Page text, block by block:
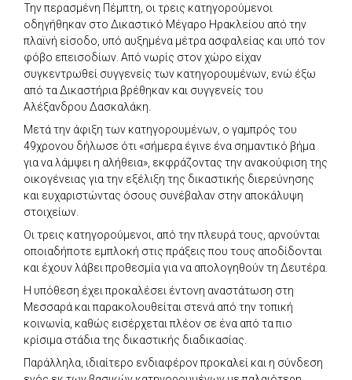
Την περασμένη Πέμπτη, οι τρεις κατηγορούμενοι
οδηγήθηκαν στο Δικαστικό Μέγαρο Ηρακλείου από την
πλαϊνή είσοδο, υπό αυξημένα μέτρα ασφαλείας και υπό τον
φόβο επεισοδίων. Από νωρίς στον χώρο είχαν
συγκεντρωθεί συγγενείς των κατηγορουμένων, ενώ έξω
από τα Δικαστήρια βρέθηκαν και συγγενείς του
Αλέξανδρου Δασκαλάκη.
Μετά την άφιξη των κατηγορουμένων, ο γαμπρός του
49χρονου δήλωσε ότι «σήμερα έγινε ένα σημαντικό βήμα
για να λάμψει η αλήθεια», εκφράζοντας την ανακούφιση της
οικογένειας για την εξέλιξη της δικαστικής διερεύνησης
και ευχαριστώντας όσους συνέβαλαν στην αποκάλυψη
στοιχείων.
Οι τρεις κατηγορούμενοι, από την πλευρά τους, αρνούνται
οποιαδήποτε εμπλοκή στις πράξεις που τους αποδίδονται
και έχουν λάβει προθεσμία για να απολογηθούν τη Δευτέρα.
Η υπόθεση έχει προκαλέσει έντονη αναστάτωση στη
Μεσσαρά και παρακολουθείται στενά από την τοπική
κοινωνία, καθώς εισέρχεται πλέον σε ένα από τα πιο
κρίσιμα στάδια της δικαστικής διαδικασίας.
Παράλληλα, ιδιαίτερο ενδιαφέρον προκαλεί και η σύνδεση